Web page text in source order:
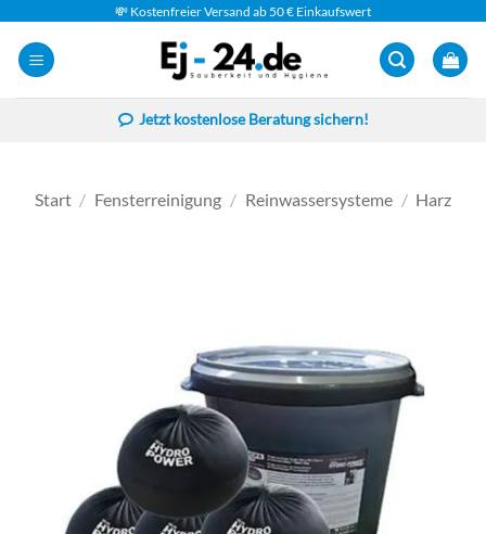
Inhalt
springen
💸 Kostenfreier Versand ab 50 € Einkaufswert
Jetzt kostenlose Beratung sichern!
Start / Fensterreinigung / Reinwassersysteme / Harz